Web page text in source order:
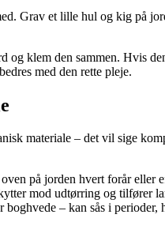
Grav et lille hul og kig på
og klem den sammen. Hvis
med den rette pleje.
materiale – det vil sige
på jorden hvert forår eller
mod udtørring og tilfører
– kan sås i